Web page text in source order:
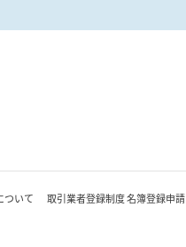
ついて 取引業者登録制度 名簿登録申請